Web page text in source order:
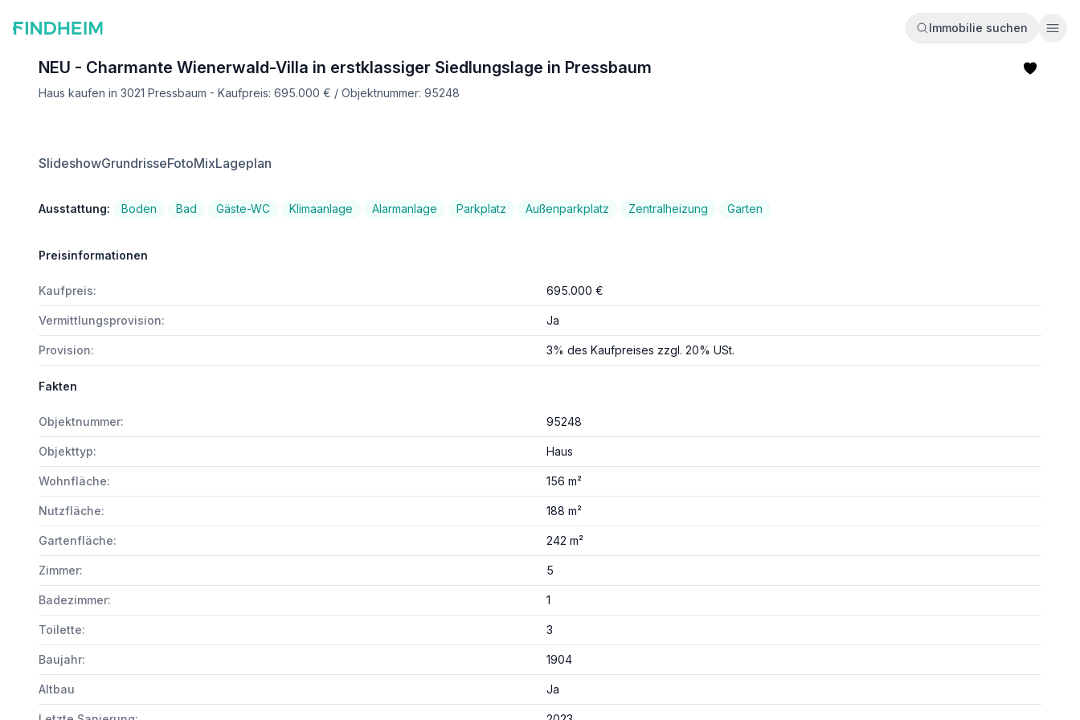
Immobilie suchen
NEU - Charmante Wienerwald-Villa in erstklassiger Siedlungslage in Pressbaum
Haus kaufen in 3021 Pressbaum - Kaufpreis: 695.000 € / Objektnummer: 95248
SlideshowGrundrisseFotoMixLageplan
Ausstattung: Boden Bad Gäste-WC Klimaanlage Alarmanlage Parkplatz Außenparkplatz Zentralheizung Garten
Preisinformationen
Kaufpreis: 695.000 €
Vermittlungsprovision: Ja
Provision: 3% des Kaufpreises zzgl. 20% USt.
Fakten
Objektnummer: 95248
Objekttyp: Haus
Wohnfläche: 156 m²
Nutzfläche: 188 m²
Gartenfläche: 242 m²
Zimmer: 5
Badezimmer: 1
Toilette: 3
Baujahr: 1904
Altbau Ja